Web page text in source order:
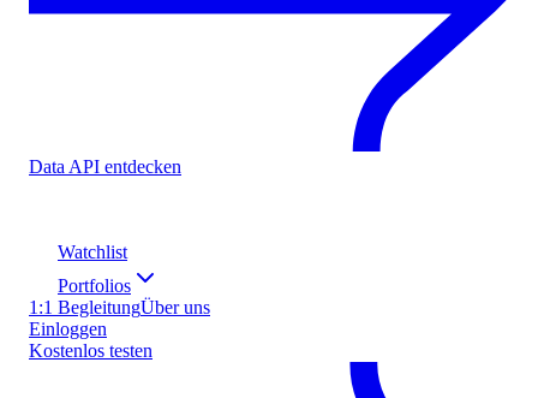
Data API entdecken
Watchlist
Portfolios
1:1 BegleitungÜber uns
Einloggen
Kostenlos testen